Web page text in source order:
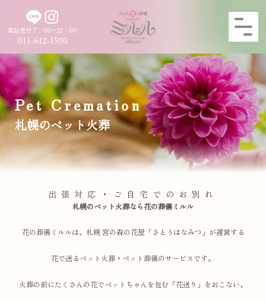
電話受付 7：00〜22：00
011-612-1500
Pet Cremation
札幌のペット火葬
出張対応・ご自宅でのお別れ
札幌のペット火葬なら花の葬儀ミルル
花の葬儀ミルルは、札幌 宮の森の花屋「さとうはなみつ」が運営する
花で送るペット火葬・ペット葬儀のサービスです。
火葬の前にたくさんの花でペットちゃんを包む「花送り」をおこない、